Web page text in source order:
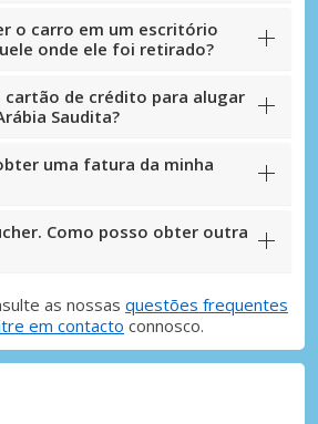
o carro em um escritório
onde ele foi retirado?
cartão de crédito para alugar
Saudita?
uma fatura da minha
Como posso obter outra
as nossas questões frequentes
em contacto connosco.